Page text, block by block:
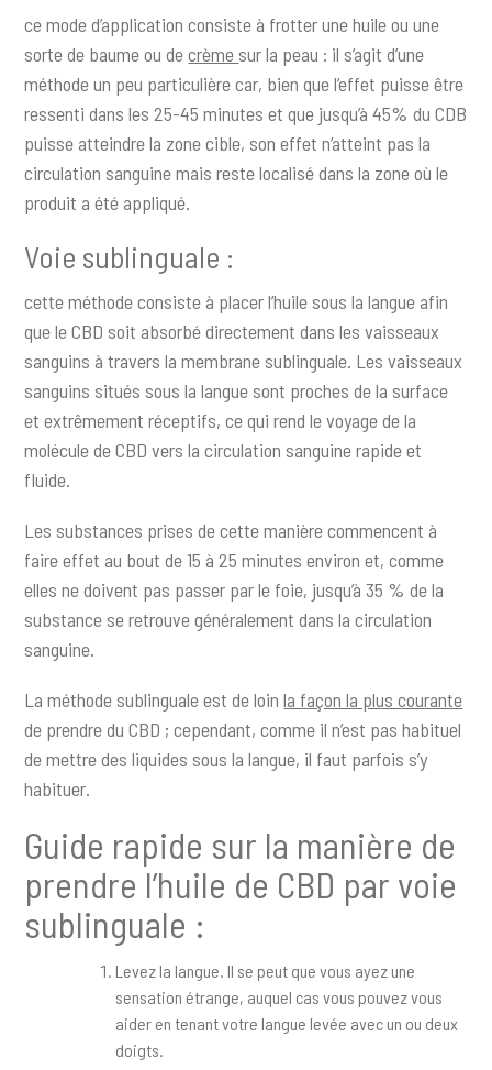
ce mode d’application consiste à frotter une huile ou une
sorte de baume ou decrèmesur la peau : il s’agit d’une
méthode un peu particulière car, bien que l’effet puisse être
ressenti dans les 25-45 minutes et que jusqu’à 45% du CDB
puisse atteindre la zone cible, son effet n’atteint pas la
circulation sanguine mais reste localisé dans la zone où le
produit a été appliqué.
Voie sublinguale :
cette méthode consiste à placer l’huile sous la langue afin
que le CBD soit absorbé directement dans les vaisseaux
sanguins à travers la membrane sublinguale. Les vaisseaux
sanguins situés sous la langue sont proches de la surface
et extrêmement réceptifs, ce qui rend le voyage de la
molécule de CBD vers la circulation sanguine rapide et
fluide.
Les substances prises de cette manière commencent à
faire effet au bout de 15 à 25 minutes environ et, comme
elles ne doivent pas passer par le foie, jusqu’à 35 % de la
substance se retrouve généralement dans la circulation
sanguine.
La méthode sublinguale est de loinla façon la plus courante
de prendre du CBD ; cependant, comme il n’est pas habituel
de mettre des liquides sous la langue, il faut parfois s’y
habituer.
Guide rapide sur la manière de
prendre l’huile de CBD par voie
sublinguale :
Levez la langue. Il se peut que vous ayez une
sensation étrange, auquel cas vous pouvez vous
aider en tenant votre langue levée avec un ou deux
doigts.